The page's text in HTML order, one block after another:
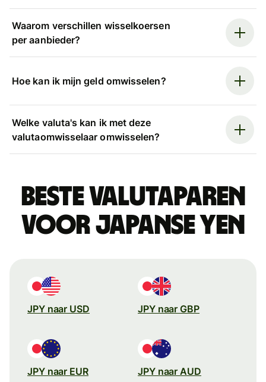
Waarom verschillen wisselkoersen
per aanbieder?
Hoe kan ik mijn geld omwisselen?
Welke valuta's kan ik met deze
valutaomwisselaar omwisselen?
Beste valutaparen
voor Japanse yen
JPY naar USD JPY naar GBP
JPY naar EUR JPY naar AUD